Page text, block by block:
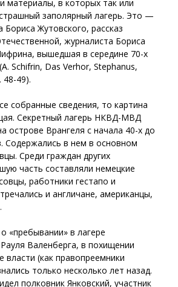
материалы, в которых так или
заполярный лагерь. Это —
Жутовского, рассказ
журналиста Бориса
вышедшая в середине 70-х
Schifrin, Das Verhor, Stephanus,
48-49).
собранные сведения, то картина
Секретный лагерь НКВД-МВД
острове Врангеля с начала 40-х до
Содержались в нем в основном
Среди граждан других
часть составляли немецкие
работники гестапо и
и англичане, американцы,
«пребывании» в лагере
Валенберга, в похищении
власти (как правопреемники
только несколько лет назад.
полковник Янковский, участник